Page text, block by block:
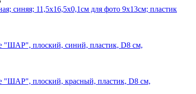
синяя; 11,5х16,5х0,1см для фото 9х13см; пластик
"ШАР", плоский, синий, пластик, D8 см,
"ШАР", плоский, красный, пластик, D8 см,